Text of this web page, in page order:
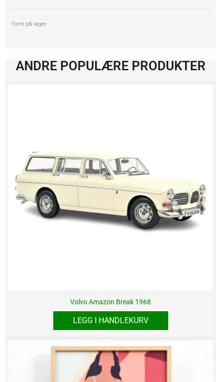
Tomt på lager
ANDRE POPULÆRE PRODUKTER
Volvo Amazon Break 1968
LEGG I HANDLEKURV